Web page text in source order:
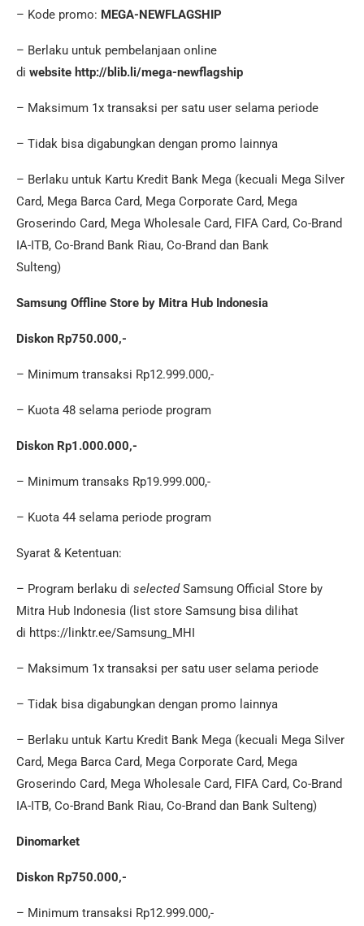
– Kode promo: MEGA-NEWFLAGSHIP
– Berlaku untuk pembelanjaan online
di website http://blib.li/mega-newflagship
– Maksimum 1x transaksi per satu user selama periode
– Tidak bisa digabungkan dengan promo lainnya
– Berlaku untuk Kartu Kredit Bank Mega (kecuali Mega Silver
Card, Mega Barca Card, Mega Corporate Card, Mega
Groserindo Card, Mega Wholesale Card, FIFA Card, Co-Brand
IA-ITB, Co-Brand Bank Riau, Co-Brand dan Bank
Sulteng)
Samsung Offline Store by Mitra Hub Indonesia
Diskon Rp750.000,-
– Minimum transaksi Rp12.999.000,-
– Kuota 48 selama periode program
Diskon Rp1.000.000,-
– Minimum transaks Rp19.999.000,-
– Kuota 44 selama periode program
Syarat & Ketentuan:
– Program berlaku di selectedSamsung Official Store by
Mitra Hub Indonesia (list store Samsung bisa dilihat
di https://linktr.ee/Samsung_MHI
– Maksimum 1x transaksi per satu user selama periode
– Tidak bisa digabungkan dengan promo lainnya
– Berlaku untuk Kartu Kredit Bank Mega (kecuali Mega Silver
Card, Mega Barca Card, Mega Corporate Card, Mega
Groserindo Card, Mega Wholesale Card, FIFA Card, Co-Brand
IA-ITB, Co-Brand Bank Riau, Co-Brand dan Bank Sulteng)
Dinomarket
Diskon Rp750.000,-
– Minimum transaksi Rp12.999.000,-